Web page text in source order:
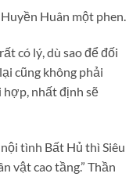
Huân một phen.
có lý, dù sao để đối
cũng không phải
hợp, nhất định sẽ
tình Bất Hủ thì Siêu
vật cao tầng.” Thần